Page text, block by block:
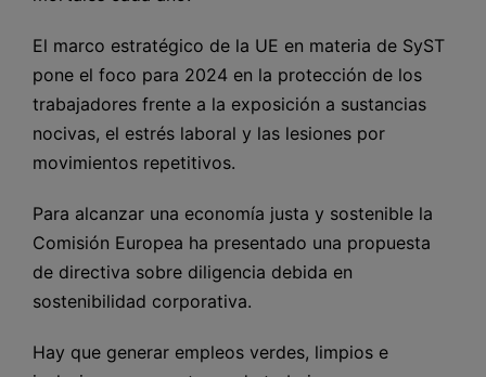
El marco estratégico de la UE en materia de SyST
pone el foco para 2024 en la protección de los
trabajadores frente a la exposición a sustancias
nocivas, el estrés laboral y las lesiones por
movimientos repetitivos.
Para alcanzar una economía justa y sostenible la
Comisión Europea ha presentado una propuesta
de directiva sobre diligencia debida en
sostenibilidad corporativa.
Hay que generar empleos verdes, limpios e